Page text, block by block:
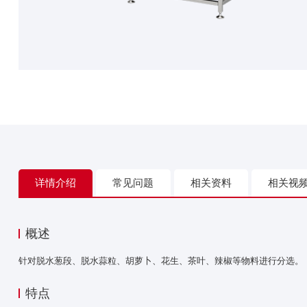
详情介绍 常见问题 相关资料 相关视
概述
针对脱水葱段、脱水蒜粒、胡萝卜、花生、茶叶、辣椒等物料进行分选。
特点